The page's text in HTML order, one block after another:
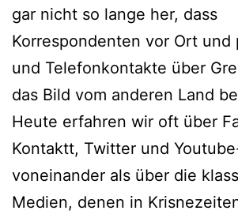
gar nicht so lange her, dass
Korrespondenten vor Ort und
und Telefonkontakte über
das Bild vom anderen Land
Heute erfahren wir oft über
Kontaktt, Twitter und
voneinander als über die
Medien, denen in